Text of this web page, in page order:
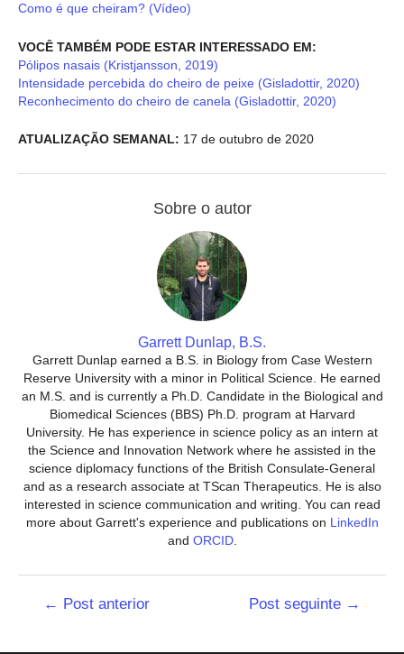
Como é que cheiram? (Vídeo)
VOCÊ TAMBÉM PODE ESTAR INTERESSADO EM:
Pólipos nasais (Kristjansson, 2019)
Intensidade percebida do cheiro de peixe (Gisladottir, 2020)
Reconhecimento do cheiro de canela (Gisladottir, 2020)
ATUALIZAÇÃO SEMANAL: 17 de outubro de 2020
Sobre o autor
Garrett Dunlap, B.S.
Garrett Dunlap earned a B.S. in Biology from Case Western
Reserve University with a minor in Political Science. He earned
an M.S. and is currently a Ph.D. Candidate in the Biological and
Biomedical Sciences (BBS) Ph.D. program at Harvard
University. He has experience in science policy as an intern at
the Science and Innovation Network where he assisted in the
science diplomacy functions of the British Consulate-General
and as a research associate at TScan Therapeutics. He is also
interested in science communication and writing. You can read
more about Garrett's experience and publications on LinkedIn
and ORCID.
Navegação
← Post anterior Post seguinte →